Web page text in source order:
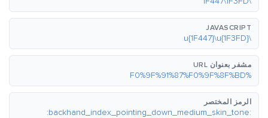
JAVASCRIPT
\u{1F447}\u{1F3FD}
مشفر بعنوان URL
%F0%9F%91%87%F0%9F%8F%BD
الرمز المختصر
:backhand_index_pointing_down_medium_skin_tone: